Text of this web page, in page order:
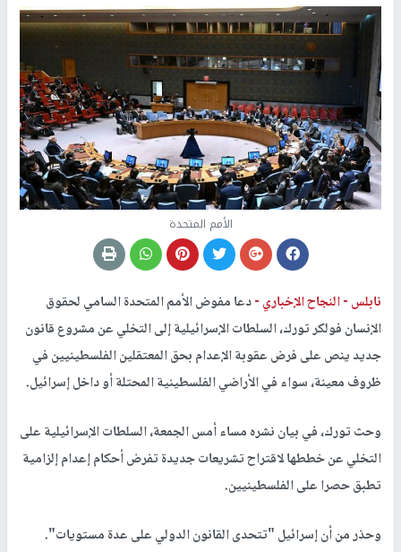
الأمم المتحدة
نابلس -النجاح الإخباري -دعا مفوض الأمم المتحدة السامي لحقوق
الإنسان فولكر تورك، السلطات الإسرائيلية إلى التخلي عن مشروع قانون
جديد ينص على فرض عقوبة الإعدام بحق المعتقلين الفلسطينيين في
ظروف معينة، سواء في الأراضي الفلسطينية المحتلة أو داخل إسرائيل.
وحث تورك، في بيان نشره مساء أمس الجمعة، السلطات الإسرائيلية على
التخلي عن خططها لاقتراح تشريعات جديدة تفرض أحكام إعدام إلزامية
تطبق حصرا على الفلسطينيين.
وحذر من أن إسرائيل "تتحدى القانون الدولي على عدة مستويات".